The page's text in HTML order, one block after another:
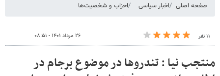
صفحه اصلی اخبار سیاسی احزاب و شخصیت‌ها
۱۱ نفر ۲۶ مرداد ۱۴۰۱ - ۰۸:۵۱
منتجب نیا : تندروها در موضوع برجام در